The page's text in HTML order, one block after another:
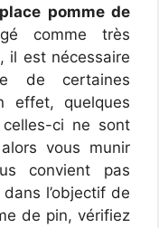
pomme de
comme très
il est nécessaire
de certaines
effet, quelques
ci ne sont
vous munir
convient pas
l’objectif de
de pin, vérifiez